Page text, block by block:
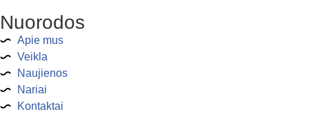
Nuorodos
Apie mus
Veikla
Naujienos
Nariai
Kontaktai